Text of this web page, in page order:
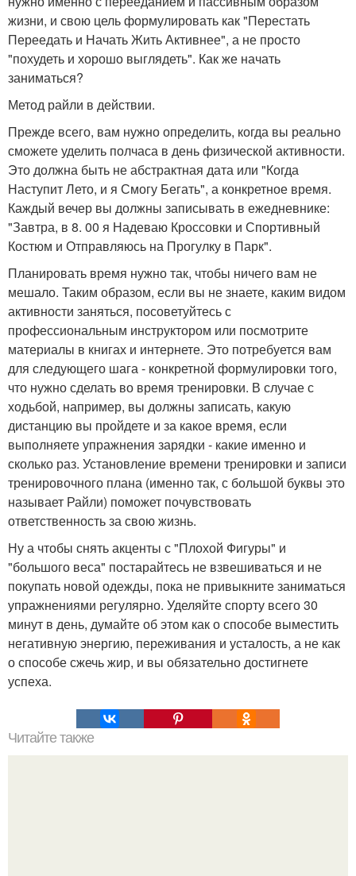
жизни, и свою цель формулировать как "Перестать
Переедать и Начать Жить Активнее", а не просто
"похудеть и хорошо выглядеть". Как же начать
заниматься?
Метод райли в действии.
Прежде всего, вам нужно определить, когда вы реально
сможете уделить полчаса в день физической активности.
Это должна быть не абстрактная дата или "Когда
Наступит Лето, и я Смогу Бегать", а конкретное время.
Каждый вечер вы должны записывать в ежедневнике:
"Завтра, в 8. 00 я Надеваю Кроссовки и Спортивный
Костюм и Отправляюсь на Прогулку в Парк".
Планировать время нужно так, чтобы ничего вам не
мешало. Таким образом, если вы не знаете, каким видом
активности заняться, посоветуйтесь с
профессиональным инструктором или посмотрите
материалы в книгах и интернете. Это потребуется вам
для следующего шага - конкретной формулировки того,
что нужно сделать во время тренировки. В случае с
ходьбой, например, вы должны записать, какую
дистанцию вы пройдете и за какое время, если
выполняете упражнения зарядки - какие именно и
сколько раз. Установление времени тренировки и записи
тренировочного плана (именно так, с большой буквы это
называет Райли) поможет почувствовать
ответственность за свою жизнь.
Ну а чтобы снять акценты с "Плохой Фигуры" и
"большого веса" постарайтесь не взвешиваться и не
покупать новой одежды, пока не привыкните заниматься
упражнениями регулярно. Уделяйте спорту всего 30
минут в день, думайте об этом как о способе выместить
негативную энергию, переживания и усталость, а не как
о способе сжечь жир, и вы обязательно достигнете
успеха.
Читайте также